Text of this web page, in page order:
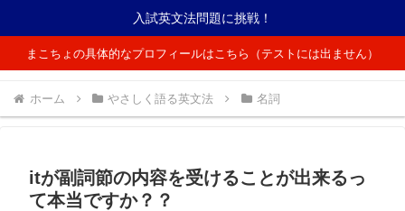
入試英文法問題に挑戦！
まこちょの具体的なプロフィールはこちら（テストには出ません）
ホーム やさしく語る英文法 名詞
itが副詞節の内容を受けることが出来るっ
て本当ですか？？